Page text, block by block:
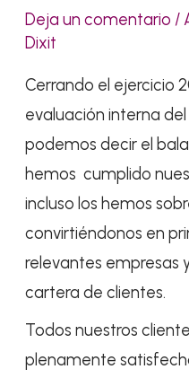
Deja un comentario /
Dixit
Cerrando el ejercicio
evaluación interna
podemos decir el
hemos cumplido
incluso los hemos
convirtiéndonos en
relevantes empresas
cartera de clientes.
Todos nuestros
plenamente